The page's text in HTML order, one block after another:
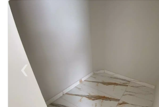
<
‹
Previous